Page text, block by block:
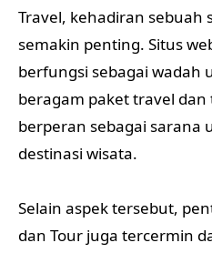
Travel, kehadiran sebuah
semakin penting. Situs
berfungsi sebagai wadah
beragam paket travel
berperan sebagai sarana
destinasi wisata.
Selain aspek tersebut,
dan Tour juga tercermin